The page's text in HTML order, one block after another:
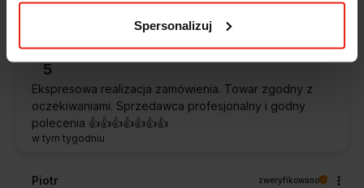
Spersonalizuj
w tym tygodniu
Magdalena zweryfikowano
5
Ekspresowa realizacja zamówienia. Towar zgodny z
oczekiwaniami. Sprzedawca profesjonalny i godny
polecenia 👍️👍️👍️👍️👍️👍️👍️
w tym tygodniu
Piotr zweryfikowano